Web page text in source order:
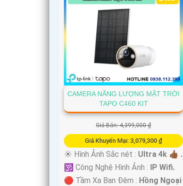
CAMERA NĂNG LƯỢNG MẶT TRỜI
TAPO C460 KIT
Giá Bán: 4,399,000 ₫
Giá Khuyến Mại: 3,079,300 ₫
☀️ Hình Ảnh Sắc nét : Ultra 4k 👍🏾 .
🕉️ Công Nghệ Hình Ảnh : IP Wifi.
🔴 Tầm Xa Ban Đêm : Hồng Ngoại